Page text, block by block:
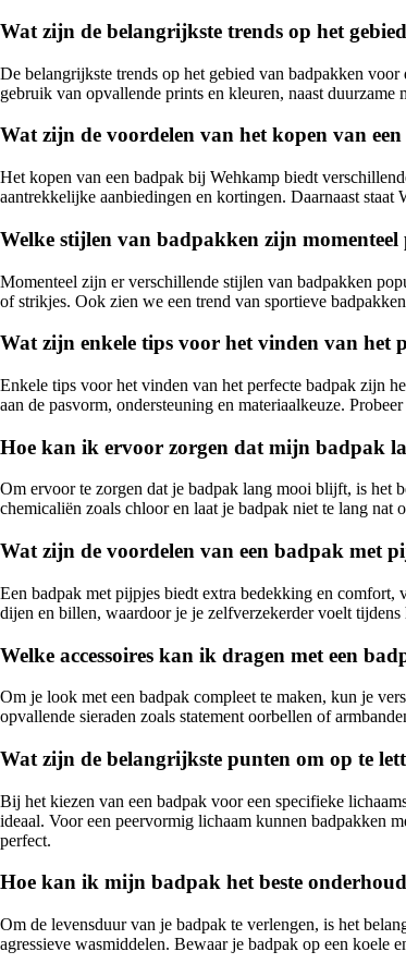
Wat zijn de belangrijkste trends op het
De belangrijkste trends op het gebied van badpakken
gebruik van opvallende prints en kleuren, naast duurzame
Wat zijn de voordelen van het kopen van
Het kopen van een badpak bij Wehkamp biedt
aantrekkelijke aanbiedingen en kortingen. Daarnaast
Welke stijlen van badpakken zijn
Momenteel zijn er verschillende stijlen van badpakken
of strikjes. Ook zien we een trend van sportieve
Wat zijn enkele tips voor het vinden van het
Enkele tips voor het vinden van het perfecte badpak zijn
aan de pasvorm, ondersteuning en materiaalkeuze.
Hoe kan ik ervoor zorgen dat mijn badpak
Om ervoor te zorgen dat je badpak lang mooi blijft, is het
chemicaliën zoals chloor en laat je badpak niet te lang
Wat zijn de voordelen van een badpak met
Een badpak met pijpjes biedt extra bedekking en comfort,
dijen en billen, waardoor je je zelfverzekerder voelt tijdens
Welke accessoires kan ik dragen met een
Om je look met een badpak compleet te maken, kun je
opvallende sieraden zoals statement oorbellen of
Wat zijn de belangrijkste punten om op te
Bij het kiezen van een badpak voor een specifieke
ideaal. Voor een peervormig lichaam kunnen badpakken
perfect.
Hoe kan ik mijn badpak het beste
Om de levensduur van je badpak te verlengen, is het
agressieve wasmiddelen. Bewaar je badpak op een koele